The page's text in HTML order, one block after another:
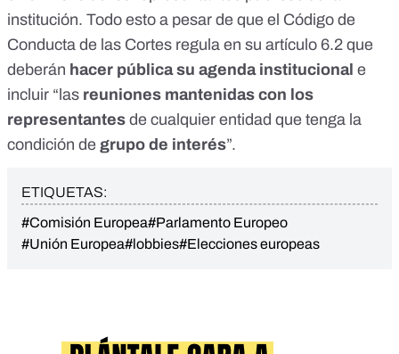
institución. Todo esto a pesar de que el Código de
Conducta de las Cortes regula en su artículo 6.2 que
deberán hacer pública su agenda institucional e
incluir “las reuniones mantenidas con los
representantes de cualquier entidad que tenga la
condición de grupo de interés”.
ETIQUETAS:
#Comisión Europea#Parlamento Europeo
#Unión Europea#lobbies#Elecciones europeas